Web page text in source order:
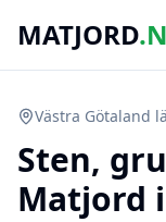
MATJORD
Västra Götaland
Sten,
Matjord i